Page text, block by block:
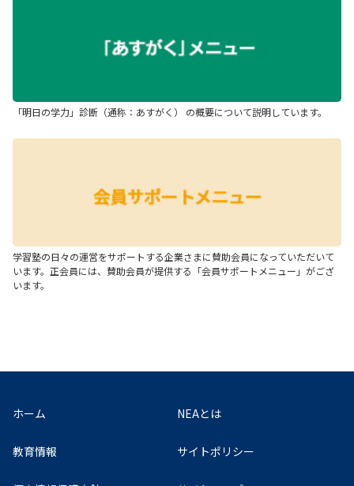
「明日の学力」診断（通称：あすがく） の概要について説明しています。
学習塾の日々の運営をサポートする企業さまに賛助会員になっていただいて
います。正会員には、賛助会員が提供する「会員サポートメニュー」がござ
います。
ホーム NEAとは
教育情報 サイトポリシー